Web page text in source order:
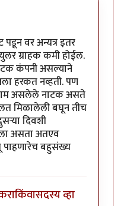
पडून वर अन्यत्र इतर
ग्राहक कमी होईल.
कंपनी असल्याने
हरकत नव्हती. पण
असलेले नाटक असते
मिळालेली बघून तीच
दिवशी
असता अतएव
पाहणारेच बहुसंख्य
किंवासदस्य व्हा